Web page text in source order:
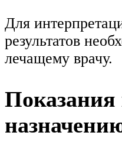
Для
результатов
лечащему врачу.
Показания